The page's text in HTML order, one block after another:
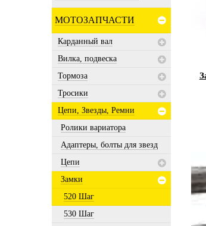
МОТОЗАПЧАСТИ
Карданный вал
Вилка, подвеска
Тормоза
Тросики
Цепи, Звезды, Ремни
Ролики вариатора
Адаптеры, болты для звезд
Цепи
Замки
520 Шаг
530 Шаг